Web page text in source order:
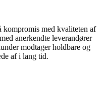
med kvaliteten af
anerkendte leverandører
modtager holdbare og
af i lang tid.